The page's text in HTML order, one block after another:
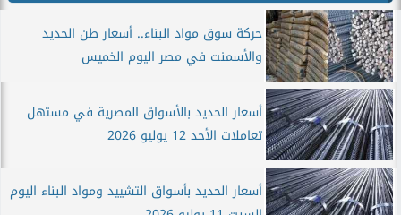
حركة سوق مواد البناء.. أسعار طن الحديد
والأسمنت في مصر اليوم الخميس
أسعار الحديد بالأسواق المصرية في مستهل
تعاملات الأحد 12 يوليو 2026
أسعار الحديد بأسواق التشييد ومواد البناء اليوم